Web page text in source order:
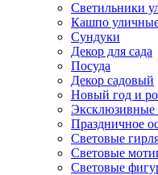
Cветильники
Кашпо
Сундуки
Декор для сада
Посуда
Декор садовый
Новый год и
Эксклюзивные
Праздничное
Световые
Световые
Световые